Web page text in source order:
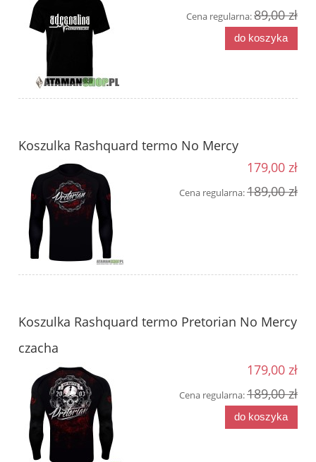
Cena regularna:89,00 zł
do koszyka
Koszulka Rashquard termo No Mercy
179,00 zł
Cena regularna:189,00 zł
Koszulka Rashquard termo Pretorian No Mercy
czacha
179,00 zł
Cena regularna:189,00 zł
do koszyka